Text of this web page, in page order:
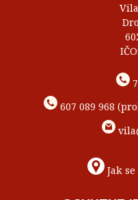
607 089 968
Jak